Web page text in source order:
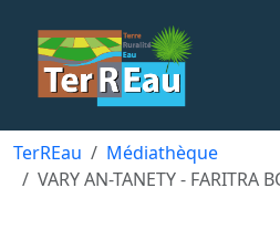
TerREau
Médiathèque
VARY AN-TANETY - FARITRA